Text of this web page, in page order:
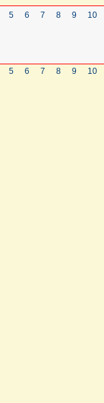
5 6 7 8 9 10
5 6 7 8 9 10